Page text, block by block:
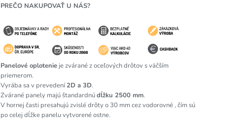
PREČO NAKUPOVAŤ U NÁS?
Panelové oplotenieje zvárané z oceľových drôtov s väčším
priemerom.
Vyrába sa v prevedení2D a 3D.
Zvárané panely majú štandardnúdĺžku 2500 mm.
V hornej časti presahujú zvislé drôty o 30 mm cez vodorovné , čím sú
po celej dĺžke panelu vytvorené ostne.